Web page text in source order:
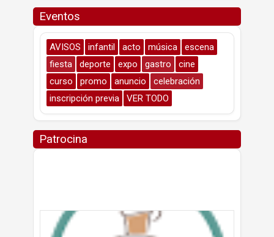
Eventos
AVISOS infantil acto música
escena
fiesta
deporte expo gastro
cine
curso
promo anuncio
celebración
inscripción previa
VER TODO
Patrocina